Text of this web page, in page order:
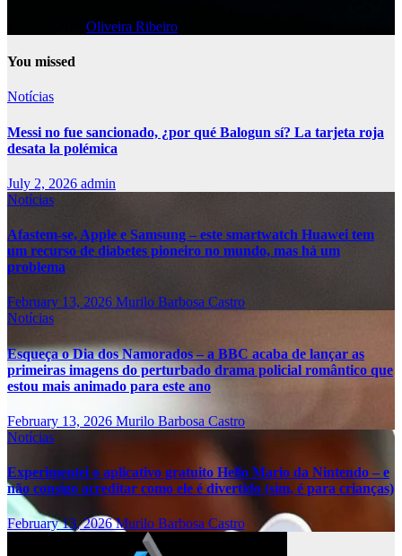
Oliveira Ribeiro
You missed
Notícias
Messi no fue sancionado, ¿por qué Balogun sí? La tarjeta roja
desata la polémica
July 2, 2026 admin
Notícias
Afastem-se, Apple e Samsung – este smartwatch Huawei tem
um recurso de diabetes pioneiro no mundo, mas há um
problema
February 13, 2026 Murilo Barbosa Castro
Notícias
Esqueça o Dia dos Namorados – a BBC acaba de lançar as
primeiras imagens do perturbado drama policial romântico que
estou mais animado para este ano
February 13, 2026 Murilo Barbosa Castro
Notícias
Experimentei o aplicativo gratuito Hello Mario da Nintendo – e
não consigo acreditar como ele é divertido (sim, é para crianças)
February 13, 2026Murilo Barbosa Castro